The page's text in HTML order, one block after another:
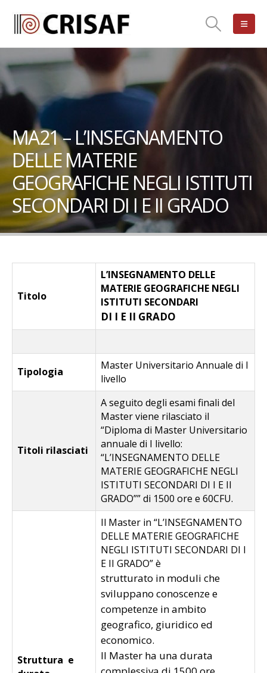
MA21 – L’INSEGNAMENTO
DELLE MATERIE
GEOGRAFICHE NEGLI ISTITUTI
SECONDARI DI I E II GRADO
Titolo
L’INSEGNAMENTO DELLE
MATERIE GEOGRAFICHE NEGLI
ISTITUTI SECONDARI
DI I E II GRADO
Tipologia
Master Universitario Annuale di I
livello
Titoli rilasciati
A seguito degli esami finali del
Master viene rilasciato il
“Diploma di Master Universitario
annuale di I livello:
“L’INSEGNAMENTO DELLE
MATERIE GEOGRAFICHE NEGLI
ISTITUTI SECONDARI DI I E II
GRADO”” di 1500 ore e 60CFU.
Struttura e
Il Master in “L’INSEGNAMENTO
DELLE MATERIE GEOGRAFICHE
NEGLI ISTITUTI SECONDARI DI I
E II GRADO” è
strutturato in moduli che
sviluppano conoscenze e
competenze in ambito
geografico, giuridico ed
economico.
Il Master ha una durata